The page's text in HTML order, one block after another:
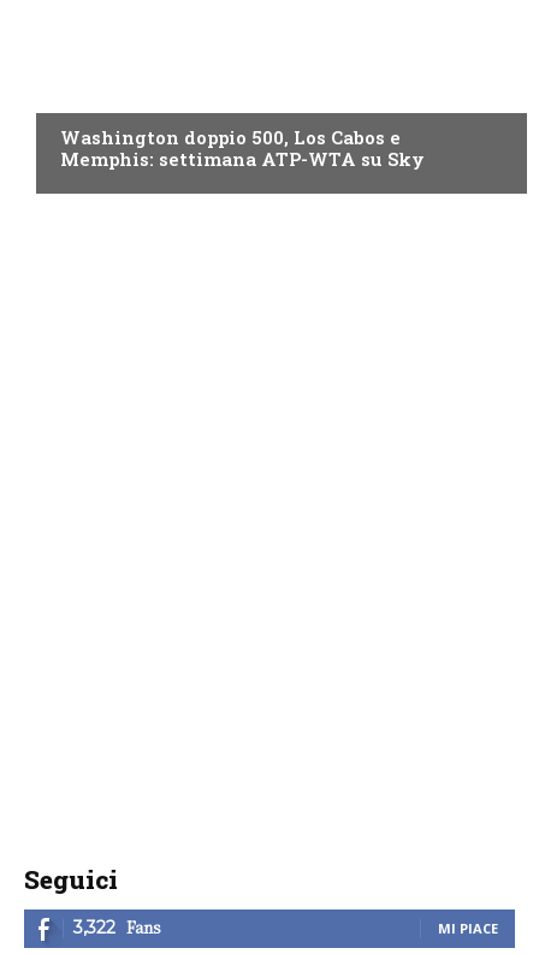
Washington doppio 500, Los Cabos e
Memphis: settimana ATP-WTA su Sky
Seguici
3,322 Fans MI PIACE